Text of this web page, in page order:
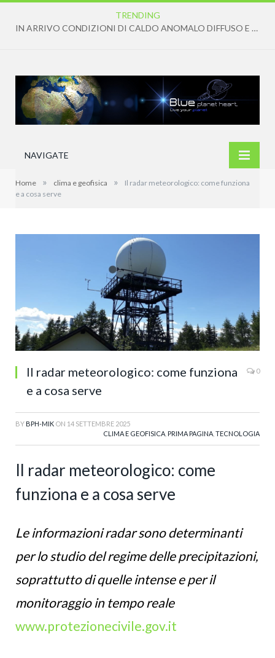
TRENDING
IN ARRIVO CONDIZIONI DI CALDO ANOMALO DIFFUSO E PERSISTENTE
NAVIGATE
Home » clima e geofisica »
Il radar meteorologico: come funziona
e a cosa serve
Il radar meteorologico: come funziona
e a cosa serve
0
BY BPH-MIK ON 14 SETTEMBRE 2025
CLIMA E GEOFISICA PRIMA PAGINA TECNOLOGIA
Il radar meteorologico: come
funziona e a cosa serve
Le informazioni radar sono determinanti
per lo studio del regime delle precipitazioni,
soprattutto di quelle intense e per il
monitoraggio in tempo reale
www.protezionecivile.gov.it